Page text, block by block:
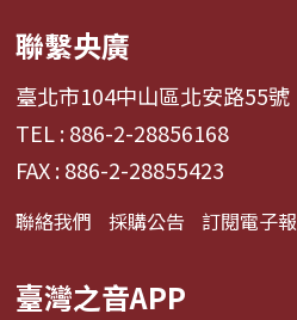
聯繫央廣
臺北市104中山區北安路55號
TEL : 886-2-28856168
FAX : 886-2-28855423
聯絡我們 採購公告 訂閱電子報
臺灣之音APP